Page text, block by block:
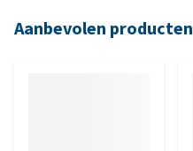
Aanbevolen producten